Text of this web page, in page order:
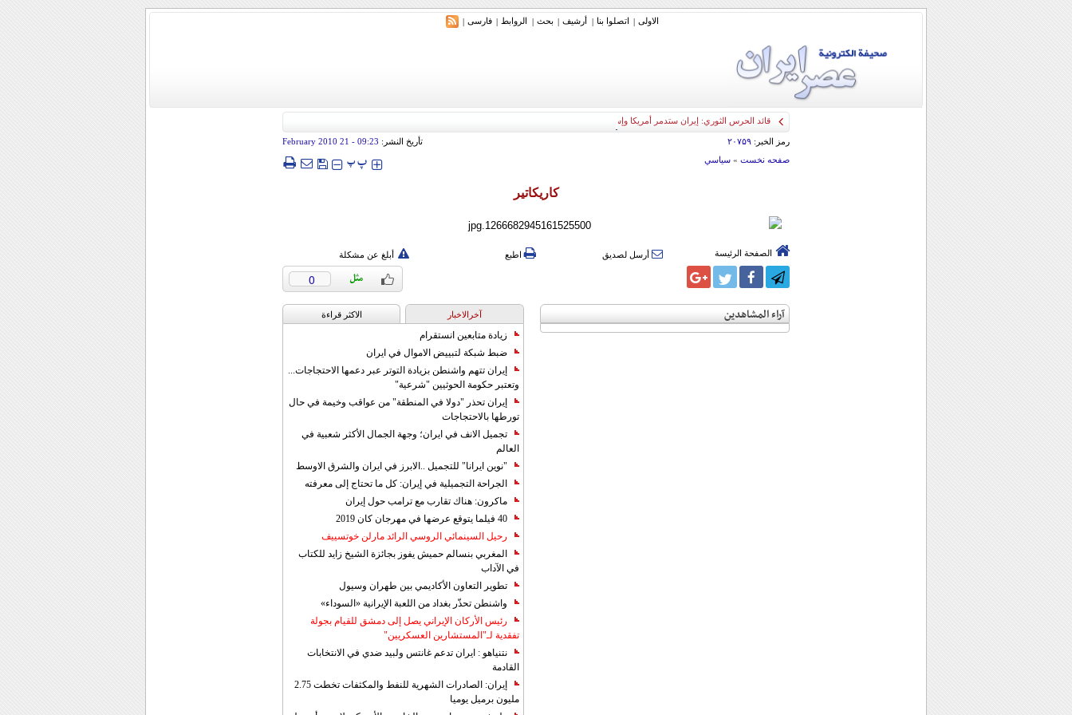
الاولی | اتصلوا بنا | أرشیف | بحث | الروابط | فارسی |
قائد الحرس الثوري: إيران ستدمر أمريكا وإسرائيل والسعودية إذا تجاوزت خطوط طهران الحمراء
رمز الخبر: ۲۰۷۵۹ تأريخ النشر: 09:23
- 21 February 2010
صفحه نخست» سياسي ‍‍‍ پپ
کاریکاتیر
الصفحة الرئيسة أرسل لصديق اطبع أبلغ عن مشكلة
0
آراء المشاهدين آخرالاخبار الاکثر قراءة
زيادة متابعين انستقرام
ضبط شبكة لتبييض الاموال في ايران
إيران تتهم واشنطن بزيادة التوتر عبر دعمها الاحتجاجات...
وتعتبر حكومة الحوثيين "شرعية"
إيران تحذر "دولا في المنطقة" من عواقب وخيمة في حال
تورطها بالاحتجاجات
تجميل الانف في ايران؛ وجهة الجمال الأكثر شعبية في
العالم
"نوين ايرانا" للتجميل ..الابرز في ايران والشرق الاوسط
الجراحة التجميلية في إيران: كل ما تحتاج إلى معرفته
ماكرون: هناك تقارب مع ترامب حول إيران
40 فيلما يتوقع عرضها في مهرجان كان 2019
رحيل السينمائي الروسي الرائد مارلن خوتسييف
المغربي بنسالم حميش يفوز بجائزة الشيخ زايد للكتاب
في الآداب
تطوير التعاون الأكاديمي بين طهران وسيول
واشنطن تحذّر بغداد من اللعبة الإيرانية «السوداء»
رئيس الأركان الإيراني يصل إلى دمشق للقيام بجولة
تفقدية لـ"المستشارين العسكريين"
نتنياهو : ايران تدعم غانتس ولبيد ضدي في الانتخابات
القادمة
إيران: الصادرات الشهریة للنفط والمكثفات تخطت 2.75
مليون برميل يوميا